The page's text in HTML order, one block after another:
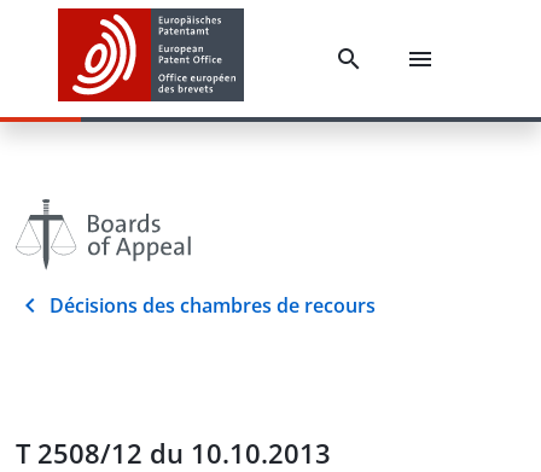
Décisions des chambres de recours
T 2508/12 du 10.10.2013